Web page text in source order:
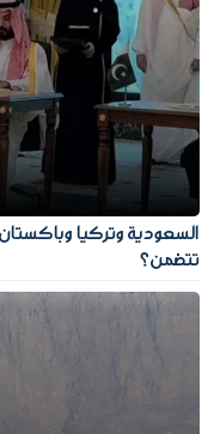
السعودية وتركيا
تتضمن؟